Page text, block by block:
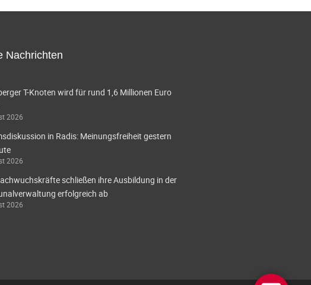
Nachrichten
T-Knoten wird für rund 1,6 Millionen Euro
2026
in Radis: Meinungsfreiheit gestern
2026
schließen ihre Ausbildung in der
erfolgreich ab
2026